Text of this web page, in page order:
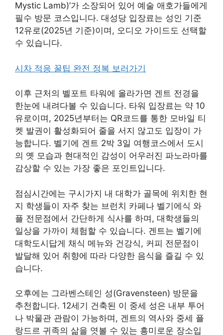
Mystic Lamb)’가 소장되어 있어 예술 애호가들에게
필수 방문 코스입니다. 대성당 입장료는 성인 기준
12유로(2025년 기준)이며, 오디오 가이드도 선택할
수 있습니다.
시차 적응 꿀팁 완전 정복 보러가기
이후 근처의 벨포트 타워에 올라가면 겐트 전경을
한눈에 내려다볼 수 있습니다. 타워 입장료는 약 10
유로이며, 2025년부터는 QR코드를 통한 모바일 티
켓 발권이 활성화되어 줄을 서지 않고도 입장이 가
능합니다. 벨기에 겐트 2박 3일 여행코스에서 도시
의 옛 모습과 현대적인 감성이 어우러진 파노라마를
감상할 수 있는 가장 좋은 포인트입니다.
점심시간에는 구시가지 내 대학가 골목에 위치한 현
지 학생들이 자주 찾는 브런치 카페나 벨기에식 와
플 전문점에서 간단하게 식사를 하며, 대학생들의
일상을 가까이 체험할 수 있습니다. 겐트는 벨기에
대학도시답게 채식 메뉴와 건강식, 커피 전문점이
발달해 있어 취향에 따라 다양한 음식을 즐길 수 있
습니다.
오후에는 그라벤스테인 성(Gravensteen) 방문을
추천합니다. 12세기 건축된 이 중세 성은 내부 투어
나 박물관 관람이 가능하며, 겐트의 역사와 중세 플
랑드르 귀족의 삶을 엿볼 수 있는 흥미로운 장소입